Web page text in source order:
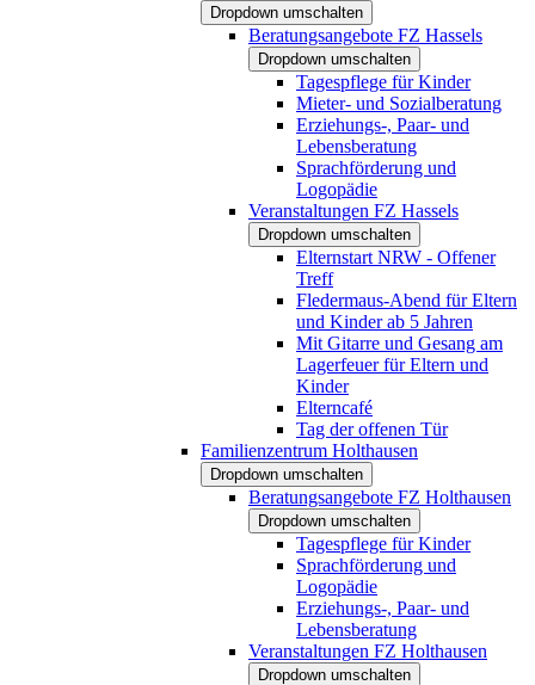
Dropdown umschalten
Beratungsangebote FZ Hassels
Dropdown umschalten
Tagespflege für Kinder
Mieter- und Sozialberatung
Erziehungs-, Paar- und
Lebensberatung
Sprachförderung und
Logopädie
Veranstaltungen FZ Hassels
Dropdown umschalten
Elternstart NRW - Offener
Treff
Fledermaus-Abend für Eltern
und Kinder ab 5 Jahren
Mit Gitarre und Gesang am
Lagerfeuer für Eltern und
Kinder
Elterncafé
Tag der offenen Tür
Familienzentrum Holthausen
Dropdown umschalten
Beratungsangebote FZ Holthausen
Dropdown umschalten
Tagespflege für Kinder
Sprachförderung und
Logopädie
Erziehungs-, Paar- und
Lebensberatung
Veranstaltungen FZ Holthausen
Dropdown umschalten